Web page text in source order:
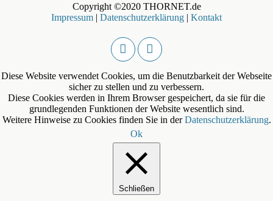
Copyright ©2020 THORNET.de
Impressum | Datenschutzerklärung | Kontakt
Diese Website verwendet Cookies, um die Benutzbarkeit der Webseite
sicher zu stellen und zu verbessern.
Diese Cookies werden in Ihrem Browser gespeichert, da sie für die
grundlegenden Funktionen der Website wesentlich sind.
Weitere Hinweise zu Cookies finden Sie in derDatenschutzerklärung.
Ok
Schließen